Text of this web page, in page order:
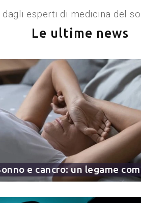
dagli esperti di medicina del
Le ultime news
e cancro: un legame